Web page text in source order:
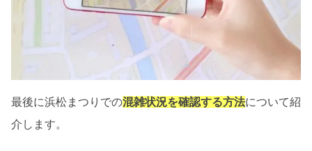
最後に浜松まつりでの混雑状況を確認する方法について紹
介します。